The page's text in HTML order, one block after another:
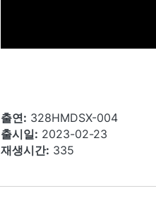
출연: 328HMDSX-004
출시일: 2023-02-23
재생시간: 335